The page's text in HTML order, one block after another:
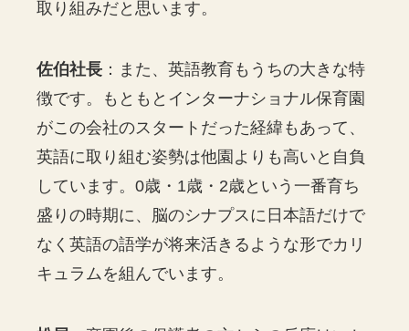
取り組みだと思います。
佐伯社長 ：また、英語教育もうちの大きな特
徴です。もともとインターナショナル保育園
がこの会社のスタートだった経緯もあって、
英語に取り組む姿勢は他園よりも高いと自負
しています。0歳・1歳・2歳という一番育ち
盛りの時期に、脳のシナプスに日本語だけで
なく英語の語学が将来活きるような形でカリ
キュラムを組んでいます。